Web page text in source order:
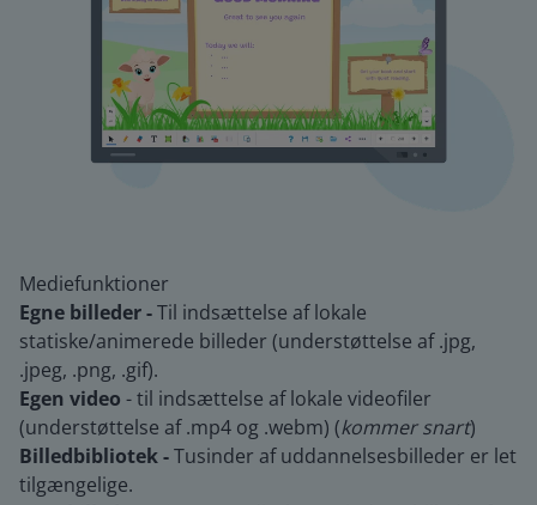
Mediefunktioner
Egne billeder -Til indsættelse af lokale
statiske/animerede billeder (understøttelse af .jpg,
.jpeg, .png, .gif).
Egen video - til indsættelse af lokale videofiler
(understøttelse af .mp4 og .webm) (kommer snart)
Billedbibliotek -Tusinder af uddannelsesbilleder er let
tilgængelige.